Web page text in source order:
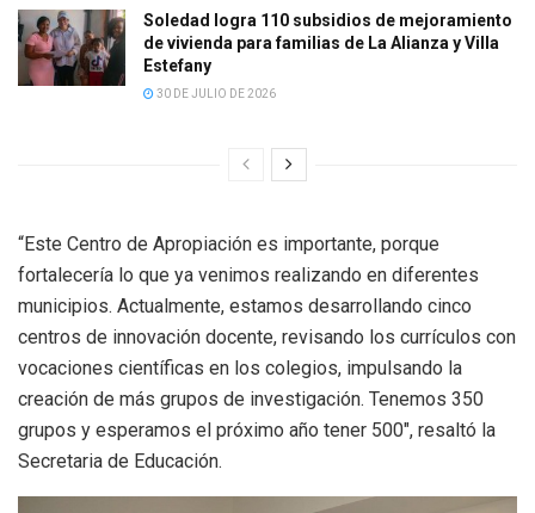
Soledad logra 110 subsidios de mejoramiento
de vivienda para familias de La Alianza y Villa
Estefany
30 DE JULIO DE 2026
“Este Centro de Apropiación es importante, porque
fortalecería lo que ya venimos realizando en diferentes
municipios. Actualmente, estamos desarrollando cinco
centros de innovación docente, revisando los currículos con
vocaciones científicas en los colegios, impulsando la
creación de más grupos de investigación. Tenemos 350
grupos y esperamos el próximo año tener 500″, resaltó la
Secretaria de Educación.